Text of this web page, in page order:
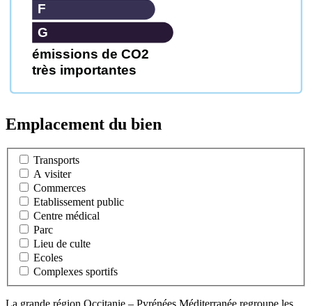
émissions de CO2
très importantes
G
F
Emplacement du bien
Transports
A visiter
Commerces
Etablissement public
Centre médical
Parc
Lieu de culte
Ecoles
Complexes sportifs